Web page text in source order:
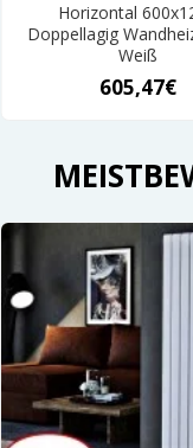
Horizontal
Doppellagig
Weiß
605,47€